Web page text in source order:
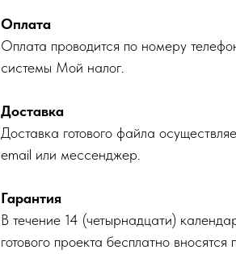
Оплата
Оплата проводится по номеру
системы Мой налог.
Доставка
Доставка готового файла
email или мессенджер.
Гарантия
В течение 14 (четырнадцати)
готового проекта бесплатно